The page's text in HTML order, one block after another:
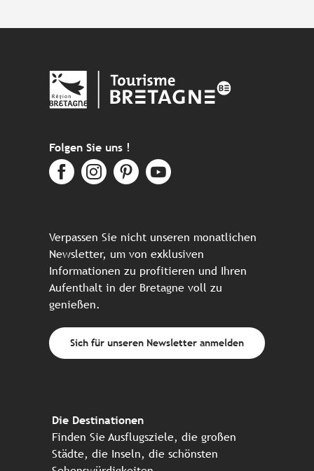
Folgen Sie uns !
Verpassen Sie nicht unseren monatlichen
Newsletter, um von exklusiven
Informationen zu profitieren und Ihren
Aufenthalt in der Bretagne voll zu
genießen.
Sich für unseren Newsletter anmelden
Die Destinationen
Finden Sie Ausflugsziele, die großen
Städte, die Inseln, die schönsten